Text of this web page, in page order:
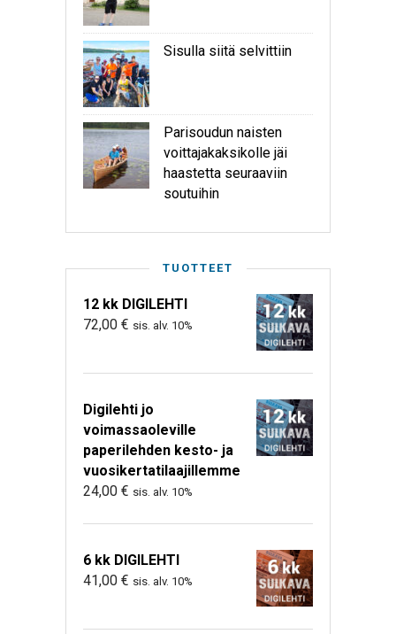
Sisulla siitä selvittiin
Parisoudun naisten
voittajakaksikolle jäi
haastetta seuraaviin
soutuihin
TUOTTEET
12 kk DIGILEHTI
72,00 € sis. alv. 10%
Digilehti jo
voimassaoleville
paperilehden kesto- ja
vuosikertatilaajillemme
24,00 € sis. alv. 10%
6 kk DIGILEHTI
41,00 € sis. alv. 10%